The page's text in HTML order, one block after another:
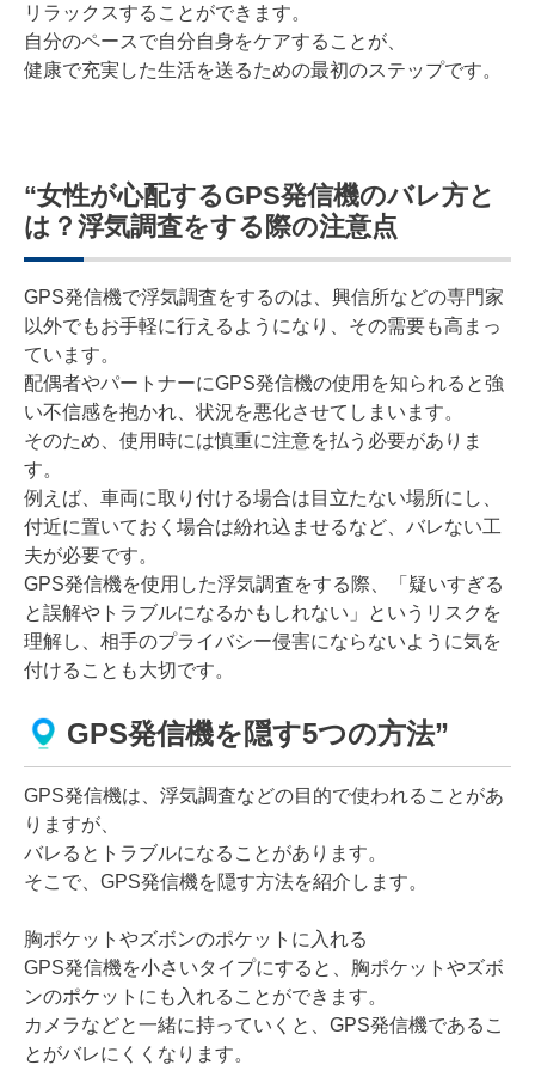
リラックスすることができます。
自分のペースで自分自身をケアすることが、
健康で充実した生活を送るための最初のステップです。
“女性が心配するGPS発信機のバレ方と
は？浮気調査をする際の注意点
GPS発信機で浮気調査をするのは、興信所などの専門家
以外でもお手軽に行えるようになり、その需要も高まっ
ています。
配偶者やパートナーにGPS発信機の使用を知られると強
い不信感を抱かれ、状況を悪化させてしまいます。
そのため、使用時には慎重に注意を払う必要がありま
す。
例えば、車両に取り付ける場合は目立たない場所にし、
付近に置いておく場合は紛れ込ませるなど、バレない工
夫が必要です。
GPS発信機を使用した浮気調査をする際、「疑いすぎる
と誤解やトラブルになるかもしれない」というリスクを
理解し、相手のプライバシー侵害にならないように気を
付けることも大切です。
GPS発信機を隠す5つの方法”
GPS発信機は、浮気調査などの目的で使われることがあ
りますが、
バレるとトラブルになることがあります。
そこで、GPS発信機を隠す方法を紹介します。
胸ポケットやズボンのポケットに入れる
GPS発信機を小さいタイプにすると、胸ポケットやズボ
ンのポケットにも入れることができます。
カメラなどと一緒に持っていくと、GPS発信機であるこ
とがバレにくくなります。